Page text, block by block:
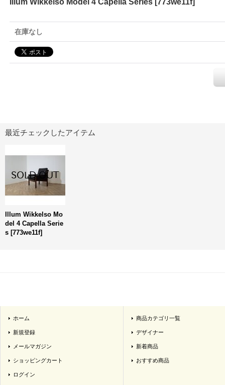
Illum Wikkelso Model 4 Capella Series 773we11f]
在庫なし
最近チェックしたアイテム
Illum Wikkelso Mo
del 4 Capella Serie
s [773we11f]
ホーム
新規登録
メールマガジン
ショッピングカート
ログイン
商品カテゴリ一覧
デザイナー
新着商品
おすすめ商品